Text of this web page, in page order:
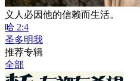
义人必因他的信赖而生活。
哈 2:4
圣多明我
推荐专辑
全部